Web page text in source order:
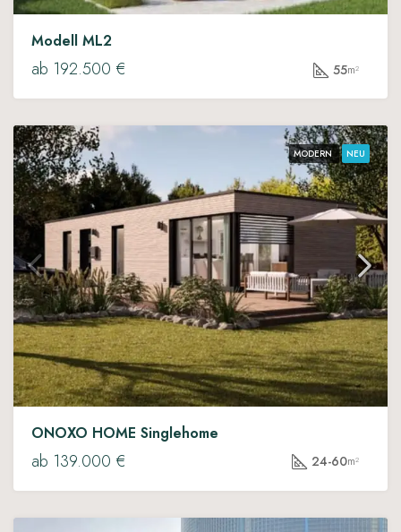
Modell ML2
ab 192.500 € 55m²
MODERN NEU
ONOXO HOME Singlehome
ab 139.000 € 24-60m²